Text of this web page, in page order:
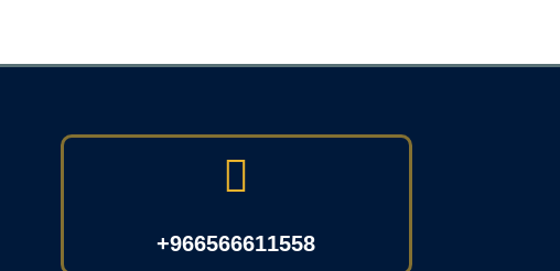

966566611558+